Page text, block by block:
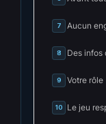
7 Aucun
8 Des infos
9 Votre rôle
10 Le jeu